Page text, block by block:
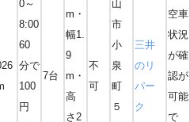
0～
8:00
60
分で
100
円
7台
m・
幅1.
9
m・
高
さ2
不
可
山
市
小
泉
町
５
三井
のリ
パー
ク
空車
状況
が確
認が
可能
で